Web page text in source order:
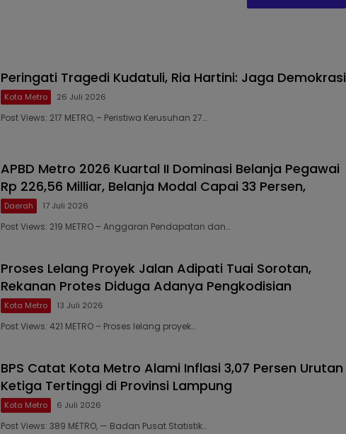
Peringati Tragedi Kudatuli, Ria Hartini: Jaga Demokrasi
Kota Metro 26 Juli 2026
Post Views: 217 METRO, – Peristiwa Kerusuhan 27…
APBD Metro 2026 Kuartal II Dominasi Belanja Pegawai
Rp 226,56 Milliar, Belanja Modal Capai 33 Persen, ‎ ‎
Daerah 17 Juli 2026
Post Views: 219 ‎METRO – Anggaran Pendapatan dan…
Proses Lelang Proyek Jalan Adipati Tuai Sorotan,
Rekanan Protes Diduga Adanya Pengkodisian ‎
Kota Metro 13 Juli 2026
Post Views: 421 METRO – Proses lelang proyek…
BPS Catat Kota Metro Alami Inflasi 3,07 Persen Urutan
Ketiga Tertinggi di Provinsi Lampung
Kota Metro 6 Juli 2026
Post Views: 389 ‎METRO, — Badan Pusat Statistik…